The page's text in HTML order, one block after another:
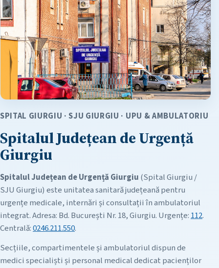
SPITAL GIURGIU · SJU GIURGIU · UPU & AMBULATORIU
Spitalul Județean de Urgență
Giurgiu
Spitalul Județean de Urgență Giurgiu (Spital Giurgiu /
SJU Giurgiu) este unitatea sanitară județeană pentru
urgențe medicale, internări și consultații în ambulatoriul
integrat. Adresa: Bd. București Nr. 18, Giurgiu. Urgențe: 112.
Centrală:0246.211.550.
Secțiile, compartimentele și ambulatoriul dispun de
medici specialiști și personal medical dedicat pacienților